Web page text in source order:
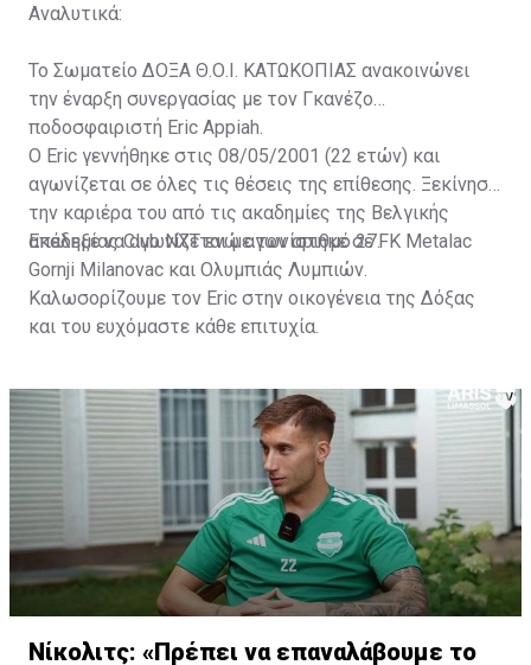
Αναλυτικά:
Το Σωματείο ΔΟΞΑ Θ.Ο.Ι. ΚΑΤΩΚΟΠΙΑΣ ανακοινώνει
την έναρξη συνεργασίας με τον Γκανέζο
ποδοσφαιριστή Eric Appiah.
Ο Eric γεννήθηκε στις 08/05/2001 (22 ετών) και
αγωνίζεται σε όλες τις θέσεις της επίθεσης. Ξεκίνησε
την καριέρα του από τις ακαδημίες της Βελγικής
ακαδημίας Club NXT ενώ αγωνίστηκε σε FK Metalac
Gornji Milanovac και Ολυμπιάς Λυμπιών.
Επέλεξε να αγωνίζεται με τον αριθμό 27.
Καλωσορίζουμε τον Eric στην οικογένεια της Δόξας
και του ευχόμαστε κάθε επιτυχία.
Νίκολιτς: «Πρέπει να επαναλάβουμε το